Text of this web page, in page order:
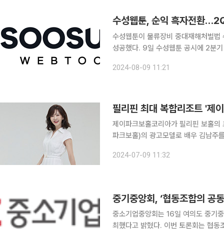
수성웹툰, 순익 흑자전환
수성웹툰이 물류장비 중대재해처벌
성공했다. 9일 수성웹툰 공시에 2분기 누적 매출은 271억 원으로 전년 동기 대비 46.92% 늘었
는 “공장 이전에 따른 일회성 비용이
2024-08-09 11:21
필리핀 최대 복합리조트 '제
제이파크보홀코리아가 필리핀 보홀
파크보홀)의 광고모델로 배우 김남주를 선정했다고 9일
지는 필리핀 최대 스케일의 복합리조
2024-07-09 11:32
중기중앙회, ‘협동조합의 공
중소기업중앙회는 16일 여의도 중기
최했다고 밝혔다. 이번 토론회는 협동조합의 공동사업 활성화와 경쟁력 강화를 위해 필요한 △소비